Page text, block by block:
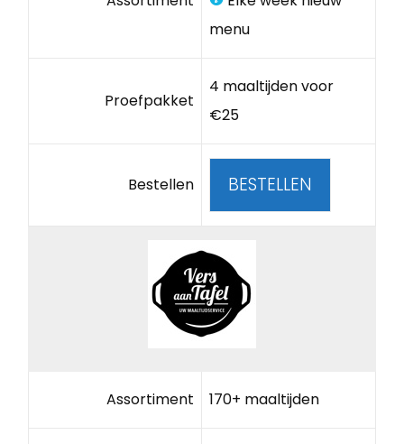
menu
Proefpakket
4 maaltijden voor
€25
Bestellen BESTELLEN
Assortiment 170+ maaltijden